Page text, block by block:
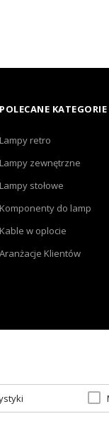
POLECANE KATEGORIE
Lampy retro
Lampy zewnętrzne
Lampy stołowe
Komponenty do lamp
Kable w oplocie
Aranżacje Klientów